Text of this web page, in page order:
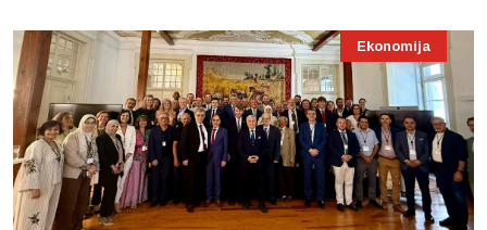
Ekonomija